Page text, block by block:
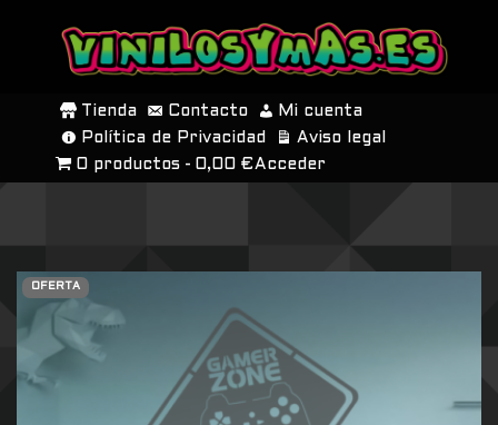
SALTAR
CONTENIDO
Tienda Contacto
Mi cuenta
Política de Privacidad
Aviso legal
0 productos
0,00 € Acceder
OFERTA